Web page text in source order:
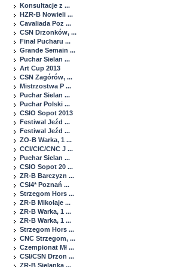
Konsultacje z ...
HZR-B Nowieli ...
Cavaliada Poz ...
CSN Drzonków, ...
Finał Pucharu ...
Grande Semain ...
Puchar Sielan ...
Art Cup 2013
CSN Zagórów, ...
Mistrzostwa P ...
Puchar Sielan ...
Puchar Polski ...
CSIO Sopot 2013
Festiwal Jeźd ...
Festiwal Jeźd ...
ZO-B Warka, 1 ...
CCI/CIC/CNC J ...
Puchar Sielan ...
CSIO Sopot 20 ...
ZR-B Barczyzn ...
CSI4* Poznań ...
Strzegom Hors ...
ZR-B Mikołaje ...
ZR-B Warka, 1 ...
ZR-B Warka, 1 ...
Strzegom Hors ...
CNC Strzegom, ...
Czempionat Mł ...
CSI/CSN Drzon ...
ZR-B Sielanka ...